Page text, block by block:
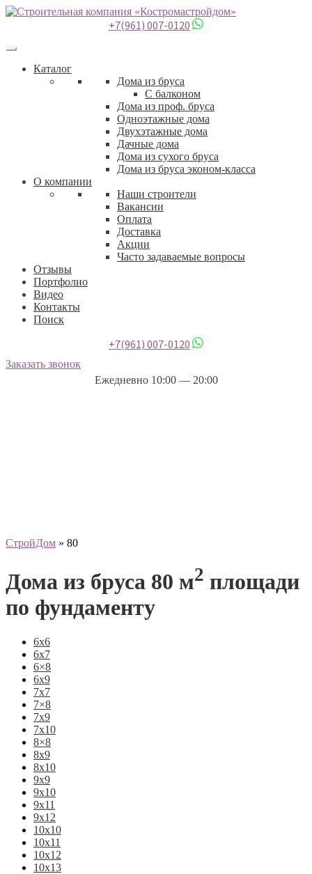
+7(961) 007-0120
Каталог
Дома из бруса
С балконом
Дома из проф. бруса
Одноэтажные дома
Двухэтажные дома
Дачные дома
Дома из сухого бруса
Дома из бруса эконом-класса
О компании
Наши строители
Вакансии
Оплата
Доставка
Акции
Часто задаваемые вопросы
Отзывы
Портфолио
Видео
Контакты
Поиск
+7(961) 007-0120
Заказать звонок
Ежедневно 10:00 — 20:00
СтройДом » 80
Дома из бруса 80 м2 площади
по фундаменту
6х6
6х7
6×8
6х9
7х7
7×8
7х9
7х10
8×8
8х9
8х10
9х9
9х10
9х11
9х12
10х10
10х11
10х12
10х13